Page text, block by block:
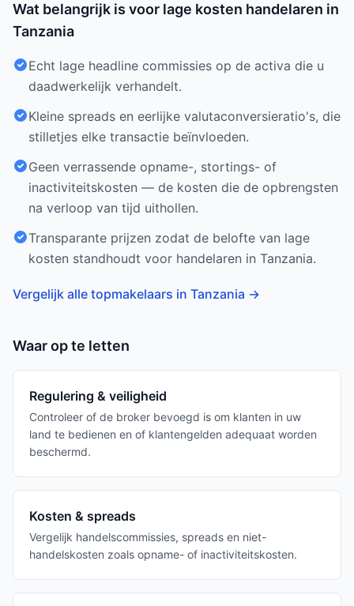
Wat belangrijk is voor lage kosten handelaren in
Tanzania
Echt lage headline commissies op de activa die u
daadwerkelijk verhandelt.
Kleine spreads en eerlijke valutaconversieratio's, die
stilletjes elke transactie beïnvloeden.
Geen verrassende opname-, stortings- of
inactiviteitskosten — de kosten die de opbrengsten
na verloop van tijd uithollen.
Transparante prijzen zodat de belofte van lage
kosten standhoudt voor handelaren in Tanzania.
Vergelijk alle topmakelaars in Tanzania →
Waar op te letten
Regulering & veiligheid
Controleer of de broker bevoegd is om klanten in uw
land te bedienen en of klantengelden adequaat worden
beschermd.
Kosten & spreads
Vergelijk handelscommissies, spreads en niet-
handelskosten zoals opname- of inactiviteitskosten.